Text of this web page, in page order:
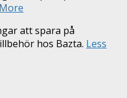
More
att spara på
hos Bazta. Less